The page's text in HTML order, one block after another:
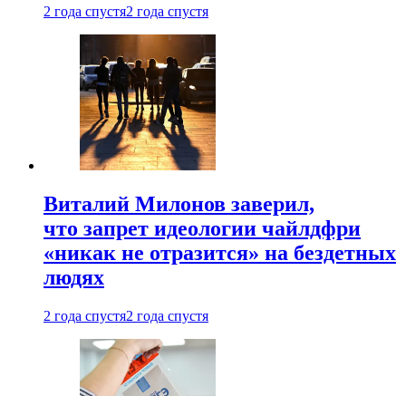
2 года спустя2 года спустя
Виталий Милонов заверил,
что запрет идеологии чайлдфри
«никак не отразится» на бездетных
людях
2 года спустя2 года спустя